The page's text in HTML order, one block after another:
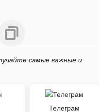
самые важные и
Телеграм